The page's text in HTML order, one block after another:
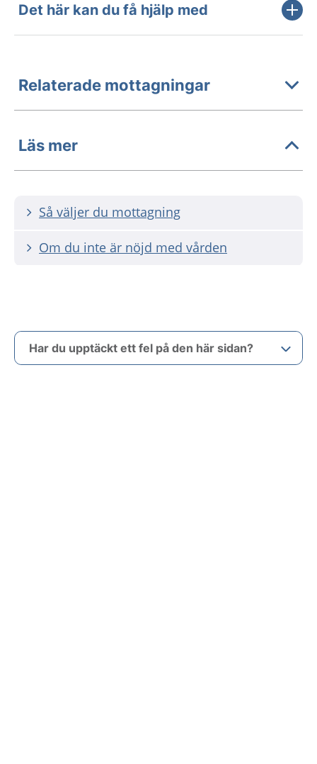
Det här kan du få hjälp med
Relaterade mottagningar
Läs mer
Så väljer du mottagning
Om du inte är nöjd med vården
Har du upptäckt ett fel på den här sidan?